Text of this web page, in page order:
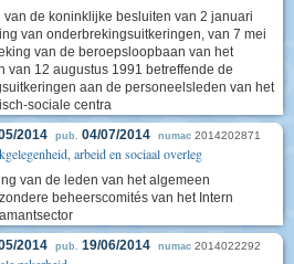
de koninklijke besluiten van 2 januari
van onderbrekingsuitkeringen, van 7 mei
van de beroepsloopbaan van het
van 12 augustus 1991 betreffende de
aan de personeelsleden van het
sociale centra
2014 pub. 04/07/2014 numac 2014202871
arbeid en sociaal overleg
van de leden van het algemeen
beheerscomités van het Intern
2014 pub. 19/06/2014 numac 2014022292